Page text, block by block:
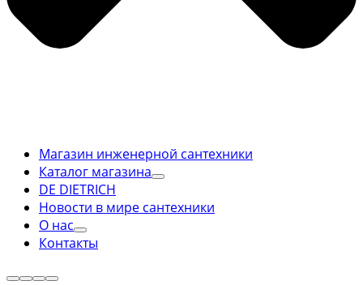
Магазин инженерной сантехники
Каталог магазина
DE DIETRICH
Новости в мире сантехники
О нас
Контакты